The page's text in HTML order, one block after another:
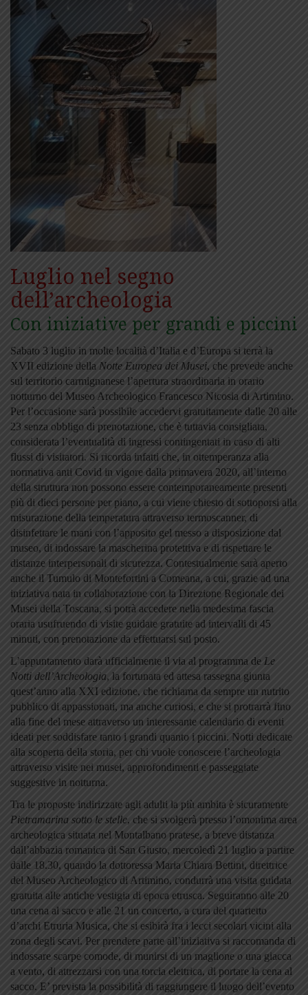
Luglio nel segno
dell’archeologia
Con iniziative per grandi e piccini
Sabato 3 luglio in molte località d’Italia e d’Europa si terrà la
XVII edizione della Notte Europea dei Musei, che prevede anche
sul territorio carmignanese l’apertura straordinaria in orario
notturno del Museo Archeologico Francesco Nicosia di Artimino.
Per l’occasione sarà possibile accedervi gratuitamente dalle 20 alle
23 senza obbligo di prenotazione, che è tuttavia consigliata,
considerata l’eventualità di ingressi contingentati in caso di alti
flussi di visitatori. Si ricorda infatti che, in ottemperanza alla
normativa anti Covid in vigore dalla primavera 2020, all’interno
della struttura non possono essere contemporaneamente presenti
più di dieci persone per piano, a cui viene chiesto di sottoporsi alla
misurazione della temperatura attraverso termoscanner, di
disinfettare le mani con l’apposito gel messo a disposizione dal
museo, di indossare la mascherina protettiva e di rispettare le
distanze interpersonali di sicurezza. Contestualmente sarà aperto
anche il Tumulo di Montefortini a Comeana, a cui, grazie ad una
iniziativa nata in collaborazione con la Direzione Regionale dei
Musei della Toscana, si potrà accedere nella medesima fascia
oraria usufruendo di visite guidate gratuite ad intervalli di 45
minuti, con prenotazione da effettuarsi sul posto.
L’appuntamento darà ufficialmente il via al programma de Le
Notti dell’Archeologia, la fortunata ed attesa rassegna giunta
quest’anno alla XXI edizione, che richiama da sempre un nutrito
pubblico di appassionati, ma anche curiosi, e che si protrarrà fino
alla fine del mese attraverso un interessante calendario di eventi
ideati per soddisfare tanto i grandi quanto i piccini. Notti dedicate
alla scoperta della storia, per chi vuole conoscere l’archeologia
attraverso visite nei musei, approfondimenti e passeggiate
suggestive in notturna.
Tra le proposte indirizzate agli adulti la più ambita è sicuramente
Pietramarina sotto le stelle, che si svolgerà presso l’omonima area
archeologica situata nel Montalbano pratese, a breve distanza
dall’abbazia romanica di San Giusto, mercoledì 21 luglio a partire
dalle 18.30, quando la dottoressa Maria Chiara Bettini, direttrice
del Museo Archeologico di Artimino, condurrà una visita guidata
gratuita alle antiche vestigia di epoca etrusca. Seguiranno alle 20
una cena al sacco e alle 21 un concerto, a cura del quartetto
d’archi Etruria Musica, che si esibirà fra i lecci secolari vicini alla
zona degli scavi. Per prendere parte all’iniziativa si raccomanda di
indossare scarpe comode, di munirsi di un maglione o una giacca
a vento, di attrezzarsi con una torcia elettrica, di portare la cena al
sacco. E’ prevista la possibilità di raggiungere il luogo dell’evento